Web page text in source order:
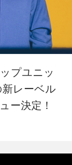
プユニッ
レーベル
ー決定！